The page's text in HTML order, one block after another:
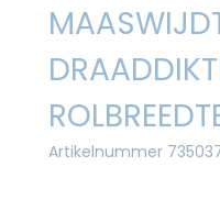
Artikelnummer